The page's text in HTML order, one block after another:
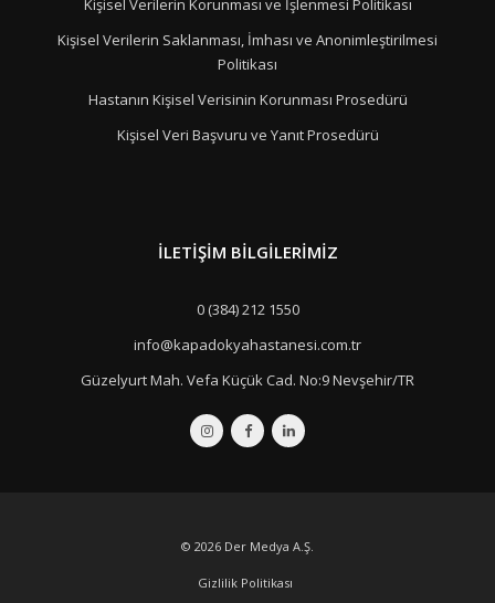
Kişisel Verilerin Korunması ve İşlenmesi Politikası
Kişisel Verilerin Saklanması, İmhası ve Anonimleştirilmesi
Politikası
Hastanın Kişisel Verisinin Korunması Prosedürü
Kişisel Veri Başvuru ve Yanıt Prosedürü
İLETIŞIM BILGILERIMIZ
0 (384) 212 1550
info@kapadokyahastanesi.com.tr
Güzelyurt Mah. Vefa Küçük Cad. No:9 Nevşehir/TR
© 2026 Der Medya A.Ş.
Gizlilik Politikası